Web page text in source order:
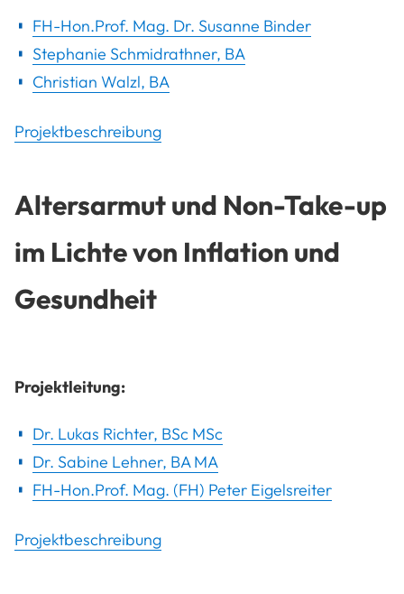
FH-Hon.Prof. Mag. Dr. Susanne Binder
Stephanie Schmidrathner, BA
Christian Walzl, BA
Projektbeschreibung
Altersarmut und Non-Take-up
im Lichte von Inflation und
Gesundheit
Projektleitung:
Dr. Lukas Richter, BSc MSc
Dr. Sabine Lehner, BA MA
FH-Hon.Prof. Mag. (FH) Peter Eigelsreiter
Projektbeschreibung